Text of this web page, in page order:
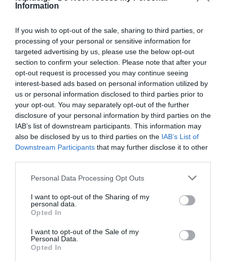
Information
If you wish to opt-out of the sale, sharing to third parties, or
processing of your personal or sensitive information for
targeted advertising by us, please use the below opt-out
section to confirm your selection. Please note that after your
opt-out request is processed you may continue seeing
interest-based ads based on personal information utilized by
us or personal information disclosed to third parties prior to
your opt-out. You may separately opt-out of the further
disclosure of your personal information by third parties on the
IAB’s list of downstream participants. This information may
also be disclosed by us to third parties on the IAB’s List of
Downstream Participants that may further disclose it to other
Please note that this website/app uses one or more Google
not limited to your visit or usage behaviour. You may click to
grant or deny consent to Google and its third-party tags to
use your data for below specified purposes in below Google
consent section.
Personal Data Processing Opt Outs
I want to opt-out of the Sharing of my
personal data.
Opted In
I want to opt-out of the Sale of my
Personal Data.
Opted In
άξονας της στρατηγικής
Σαουδικής Αραβίας
13.01.2026
ΤΕΧΝΟΛΟΓΙΕΣ
Τούρκοι χάκερ επιτέθηκαν στις
ιστοσελίδες του υπουργείου
Περιβάλλοντος – Ενέργειας και
Ανάπτυξης
06.09.2020